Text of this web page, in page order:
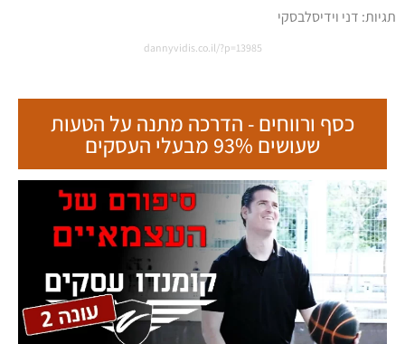
תגיות: דני וידיסלבסקי
dannyvidis.co.il/?p=13985
כסף ורווחים - הדרכה מתנה על הטעות
שעושים 93% מבעלי העסקים